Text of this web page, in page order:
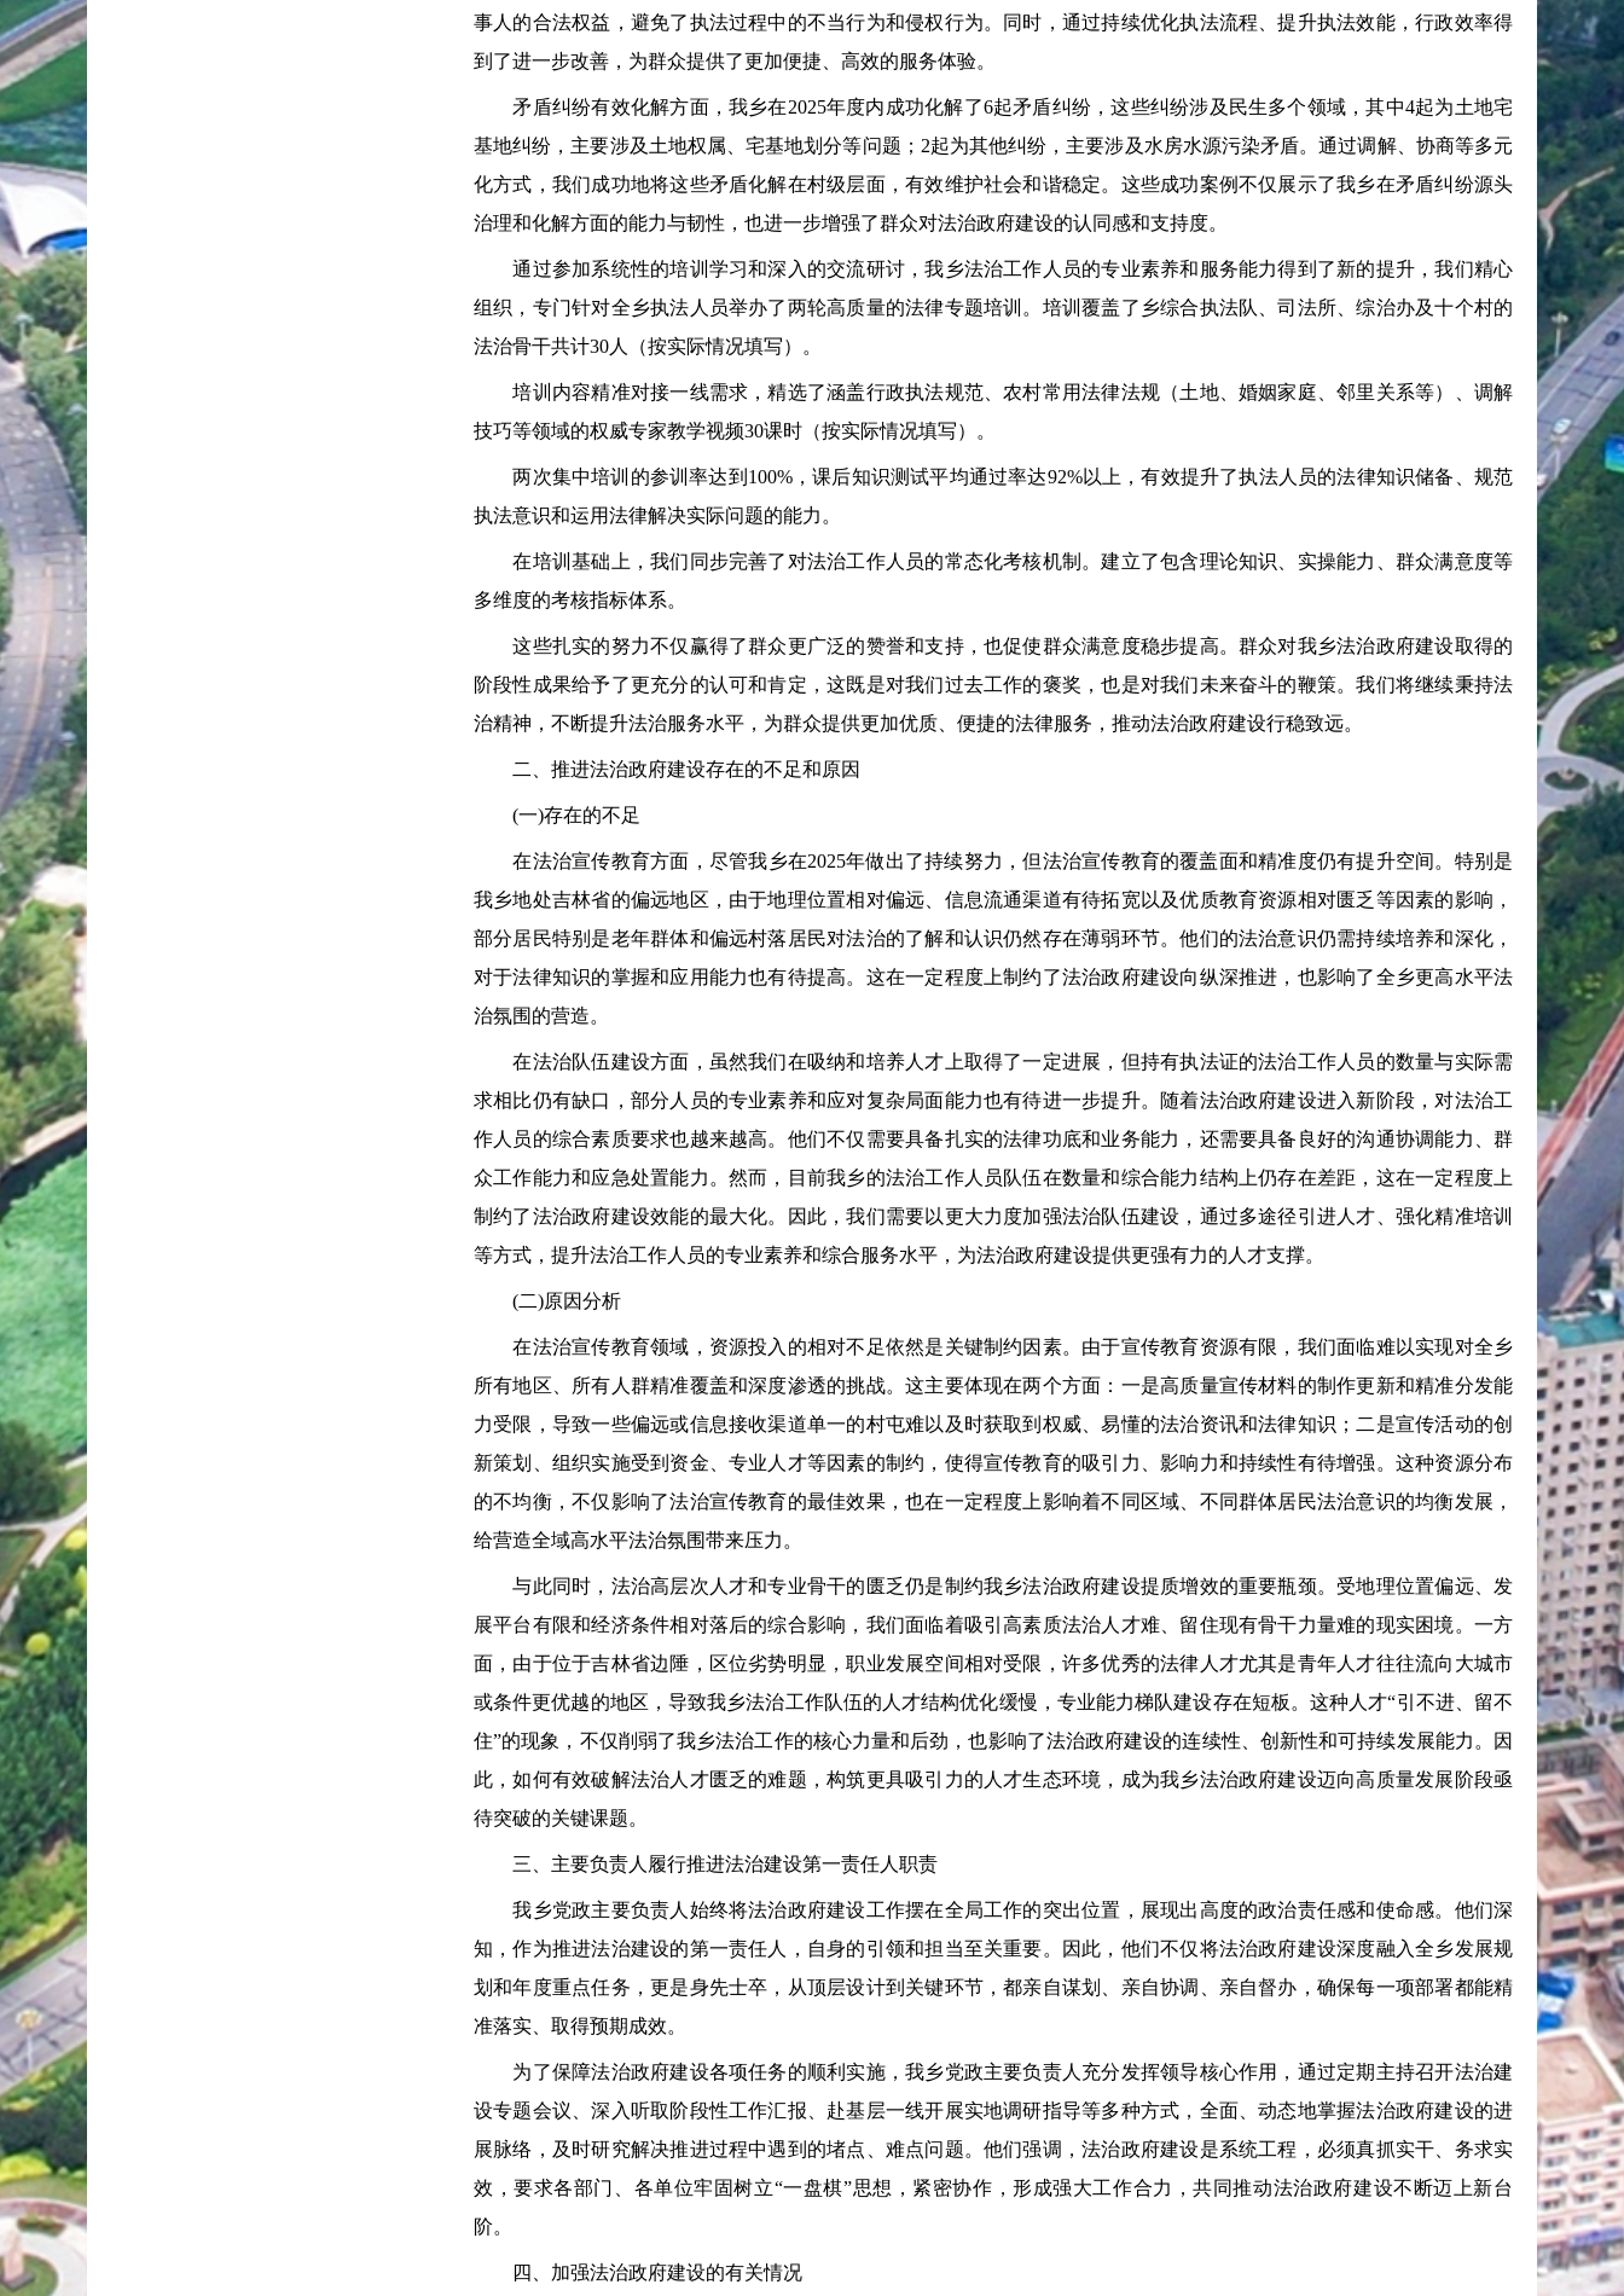
事人的合法权益，避免了执法过程中的不当行为和侵权行为。同时，通过持续优化执法流程、提升执法效能，行政效率得
到了进一步改善，为群众提供了更加便捷、高效的服务体验。
矛盾纠纷有效化解方面，我乡在2025年度内成功化解了6起矛盾纠纷，这些纠纷涉及民生多个领域，其中4起为土地宅
基地纠纷，主要涉及土地权属、宅基地划分等问题；2起为其他纠纷，主要涉及水房水源污染矛盾。通过调解、协商等多元
化方式，我们成功地将这些矛盾化解在村级层面，有效维护社会和谐稳定。这些成功案例不仅展示了我乡在矛盾纠纷源头
治理和化解方面的能力与韧性，也进一步增强了群众对法治政府建设的认同感和支持度。
通过参加系统性的培训学习和深入的交流研讨，我乡法治工作人员的专业素养和服务能力得到了新的提升，我们精心
组织，专门针对全乡执法人员举办了两轮高质量的法律专题培训。培训覆盖了乡综合执法队、司法所、综治办及十个村的
法治骨干共计30人（按实际情况填写）。
培训内容精准对接一线需求，精选了涵盖行政执法规范、农村常用法律法规（土地、婚姻家庭、邻里关系等）、调解
技巧等领域的权威专家教学视频30课时（按实际情况填写）。
两次集中培训的参训率达到100%，课后知识测试平均通过率达92%以上，有效提升了执法人员的法律知识储备、规范
执法意识和运用法律解决实际问题的能力。
在培训基础上，我们同步完善了对法治工作人员的常态化考核机制。建立了包含理论知识、实操能力、群众满意度等
多维度的考核指标体系。
这些扎实的努力不仅赢得了群众更广泛的赞誉和支持，也促使群众满意度稳步提高。群众对我乡法治政府建设取得的
阶段性成果给予了更充分的认可和肯定，这既是对我们过去工作的褒奖，也是对我们未来奋斗的鞭策。我们将继续秉持法
治精神，不断提升法治服务水平，为群众提供更加优质、便捷的法律服务，推动法治政府建设行稳致远。
二、推进法治政府建设存在的不足和原因
(一)存在的不足
在法治宣传教育方面，尽管我乡在2025年做出了持续努力，但法治宣传教育的覆盖面和精准度仍有提升空间。特别是
我乡地处吉林省的偏远地区，由于地理位置相对偏远、信息流通渠道有待拓宽以及优质教育资源相对匮乏等因素的影响，
部分居民特别是老年群体和偏远村落居民对法治的了解和认识仍然存在薄弱环节。他们的法治意识仍需持续培养和深化，
对于法律知识的掌握和应用能力也有待提高。这在一定程度上制约了法治政府建设向纵深推进，也影响了全乡更高水平法
治氛围的营造。
在法治队伍建设方面，虽然我们在吸纳和培养人才上取得了一定进展，但持有执法证的法治工作人员的数量与实际需
求相比仍有缺口，部分人员的专业素养和应对复杂局面能力也有待进一步提升。随着法治政府建设进入新阶段，对法治工
作人员的综合素质要求也越来越高。他们不仅需要具备扎实的法律功底和业务能力，还需要具备良好的沟通协调能力、群
众工作能力和应急处置能力。然而，目前我乡的法治工作人员队伍在数量和综合能力结构上仍存在差距，这在一定程度上
制约了法治政府建设效能的最大化。因此，我们需要以更大力度加强法治队伍建设，通过多途径引进人才、强化精准培训
等方式，提升法治工作人员的专业素养和综合服务水平，为法治政府建设提供更强有力的人才支撑。
(二)原因分析
在法治宣传教育领域，资源投入的相对不足依然是关键制约因素。由于宣传教育资源有限，我们面临难以实现对全乡
所有地区、所有人群精准覆盖和深度渗透的挑战。这主要体现在两个方面：一是高质量宣传材料的制作更新和精准分发能
力受限，导致一些偏远或信息接收渠道单一的村屯难以及时获取到权威、易懂的法治资讯和法律知识；二是宣传活动的创
新策划、组织实施受到资金、专业人才等因素的制约，使得宣传教育的吸引力、影响力和持续性有待增强。这种资源分布
的不均衡，不仅影响了法治宣传教育的最佳效果，也在一定程度上影响着不同区域、不同群体居民法治意识的均衡发展，
给营造全域高水平法治氛围带来压力。
与此同时，法治高层次人才和专业骨干的匮乏仍是制约我乡法治政府建设提质增效的重要瓶颈。受地理位置偏远、发
展平台有限和经济条件相对落后的综合影响，我们面临着吸引高素质法治人才难、留住现有骨干力量难的现实困境。一方
面，由于位于吉林省边陲，区位劣势明显，职业发展空间相对受限，许多优秀的法律人才尤其是青年人才往往流向大城市
或条件更优越的地区，导致我乡法治工作队伍的人才结构优化缓慢，专业能力梯队建设存在短板。这种人才“引不进、留不
住”的现象，不仅削弱了我乡法治工作的核心力量和后劲，也影响了法治政府建设的连续性、创新性和可持续发展能力。因
此，如何有效破解法治人才匮乏的难题，构筑更具吸引力的人才生态环境，成为我乡法治政府建设迈向高质量发展阶段亟
待突破的关键课题。
三、主要负责人履行推进法治建设第一责任人职责
我乡党政主要负责人始终将法治政府建设工作摆在全局工作的突出位置，展现出高度的政治责任感和使命感。他们深
知，作为推进法治建设的第一责任人，自身的引领和担当至关重要。因此，他们不仅将法治政府建设深度融入全乡发展规
划和年度重点任务，更是身先士卒，从顶层设计到关键环节，都亲自谋划、亲自协调、亲自督办，确保每一项部署都能精
准落实、取得预期成效。
为了保障法治政府建设各项任务的顺利实施，我乡党政主要负责人充分发挥领导核心作用，通过定期主持召开法治建
设专题会议、深入听取阶段性工作汇报、赴基层一线开展实地调研指导等多种方式，全面、动态地掌握法治政府建设的进
展脉络，及时研究解决推进过程中遇到的堵点、难点问题。他们强调，法治政府建设是系统工程，必须真抓实干、务求实
效，要求各部门、各单位牢固树立“一盘棋”思想，紧密协作，形成强大工作合力，共同推动法治政府建设不断迈上新台
阶。
四、加强法治政府建设的有关情况